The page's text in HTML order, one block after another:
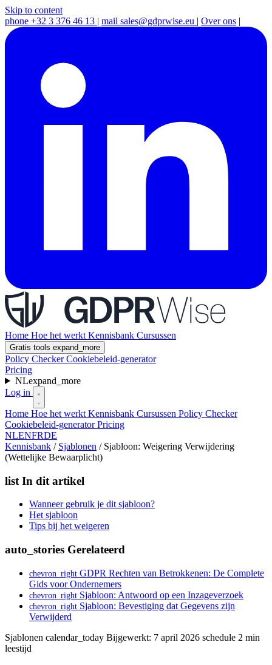
Skip to content
phone +32 3 376 46 13 | mail sales@gdprwise.eu | Over ons |
Home Hoe het werkt Kennisbank Cursussen
Gratis tools expand_more
Policy CheckerCookiebeleid-generator
Pricing
NLexpand_more
Log in
Home Hoe het werkt Kennisbank Cursussen Policy Checker
Cookiebeleid-generatorPricing
NLENFRDE
Kennisbank / Sjablonen / Sjabloon: Weigering Verwijdering
(Wettelijke Bewaarplicht)
list In dit artikel
Wanneer gebruik je dit sjabloon?
Het sjabloon
Tips bij het weigeren
auto_stories Gerelateerd
chevron_right GDPR Rechten van Betrokkenen: De Complete
Gids voor Ondernemers
chevron_right Sjabloon: Antwoord op een Inzageverzoek
chevron_right Sjabloon: Bevestiging dat Gegevens zijn
Verwijderd
Sjablonen calendar_today Bijgewerkt: 7 april 2026 schedule 2 min
leestijd